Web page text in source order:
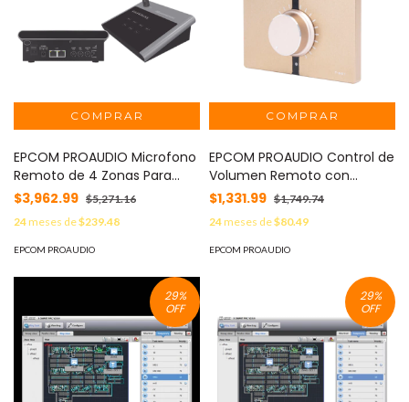
EPCOM PROAUDIO Microfono
Remoto de 4 Zonas Para
Sistema de Voceo MOD: SF-
$3,962.99 $5,271.16
24meses de$239.48
EPCOM PROAUDIO
EPCOM PROAUDIO Control de
Volumen Remoto con
Selector de Canales
│Compatible con
Amplificador SF2240UC -
SF4240UC SF-651
$1,331.99 $1,749.74
24meses de$80.49
EPCOM PROAUDIO
29%
OFF
29%
OFF